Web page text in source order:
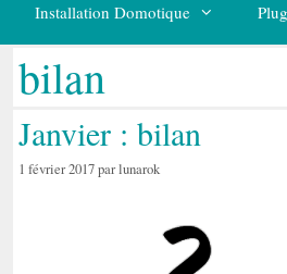
Installation Domotique
bilan
Janvier : bilan
1 février 2017parlunarok